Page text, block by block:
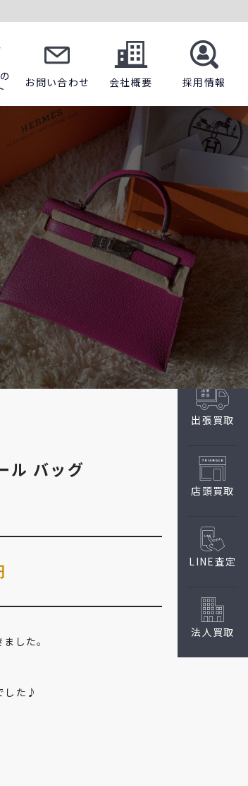
お問い合わせ 会社概要 採用情報
出張買取
店頭買取
LINE査定
法人買取
ル バッグ
した。
した♪